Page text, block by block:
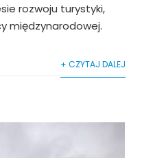
rozwoju turystyki,
międzynarodowej.
+ CZYTAJ DALEJ